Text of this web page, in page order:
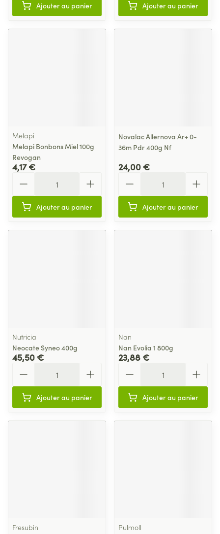
Ajouter au panier Ajouter au panier
Melapi
Melapi Bonbons Miel 100g
Revogan
4,17 €
Ajouter au panier
Novalac Allernova Ar+ 0-
36m Pdr 400g Nf
24,00 €
Ajouter au panier
Nutricia
Neocate Syneo 400g
45,50 €
Ajouter au panier
Nan
Nan Evolia 1 800g
23,88 €
Ajouter au panier
Fresubin
Pulmoll